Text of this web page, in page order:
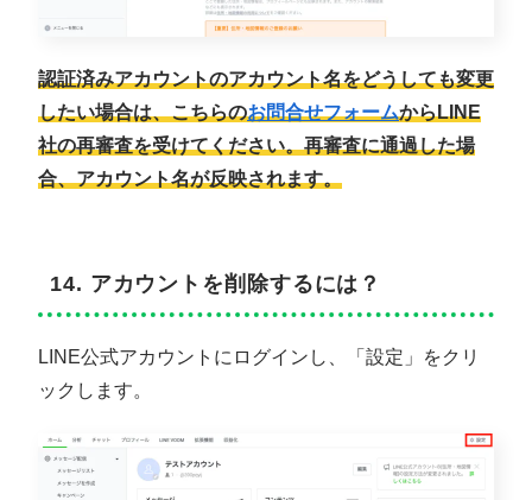
認証済みアカウントのアカウント名をどうしても変更
したい場合は、こちらのお問合せフォームからLINE
社の再審査を受けてください。再審査に通過した場
合、アカウント名が反映されます。
14. アカウントを削除するには？
LINE公式アカウントにログインし、「設定」をクリ
ックします。